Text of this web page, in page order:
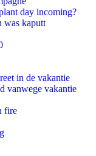
day incoming?
was kaputt
in de vakantie
vanwege vakantie
fire